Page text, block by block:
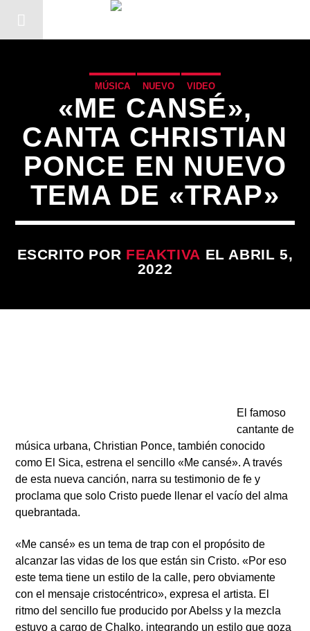
MÚSICA NUEVO VIDEO
«ME CANSÉ»,
CANTA CHRISTIAN
PONCE EN NUEVO
TEMA DE «TRAP»
ESCRITO POR FEAKTIVA EL ABRIL 5,
2022
El famoso
cantante de
música urbana, Christian Ponce, también conocido
como El Sica, estrena el sencillo «Me cansé». A través
de esta nueva canción, narra su testimonio de fe y
proclama que solo Cristo puede llenar el vacío del alma
quebrantada.
«Me cansé» es un tema de trap con el propósito de
alcanzar las vidas de los que están sin Cristo. «Por eso
este tema tiene un estilo de la calle, pero obviamente
con el mensaje cristocéntrico», expresa el artista. El
ritmo del sencillo fue producido por Abelss y la mezcla
estuvo a cargo de Chalko, integrando un estilo que goza